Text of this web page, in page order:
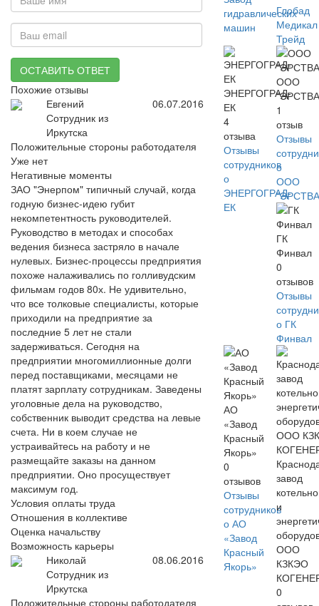
ОСТАВИТЬ ОТВЕТ
Похожие отзывы
Евгений
Сотрудник из
Иркутска
06.07.2016
Положительные стороны работодателя
Уже нет
Негативные моменты
ЗАО "Энерпом" типичный случай, когда
годную бизнес-идею губит
некомпетентность руководителей.
Руководство в методах и способах
ведения бизнеса застряло в начале
нулевых. Бизнес-процессы предприятия
похоже налаживались по голливудским
фильмам годов 80х. Не удивительно,
что все толковые специалисты, которые
приходили на предприятие за
последние 5 лет не стали
задерживаться. Сегодня на
предприятии многомиллионные долги
перед поставщиками, месяцами не
платят зарплату сотрудникам. Заведены
уголовные дела на руководство,
собственник выводит средства на левые
счета. Ни в коем случае не
устраивайтесь на работу и не
размещайте заказы на данном
предприятии. Оно просуществует
максимум год.
Условия оплаты труда
Отношения в коллективе
Оценка начальству
Возможность карьеры
Николай
Сотрудник из
Иркутска
08.06.2016
Положительные стороны работодателя
гидравлических
машин
Глобад
Медикал
Трейд
ЭНЕРГОГРАД-
ЕК
4
отзыва
Отзывы
сотрудников
о
ЭНЕРГОГРАД-
ЕК
ООО
1
отзыв
Отзывы
о
ООО
ГК
Финвал
0
отзывов
Отзывы
о ГК
Финвал
АО
«Завод
Красный
Якорь»
0
отзывов
Отзывы
сотрудников
о АО
«Завод
Красный
Якорь»
завод
и
ООО
КЗКЭО
0